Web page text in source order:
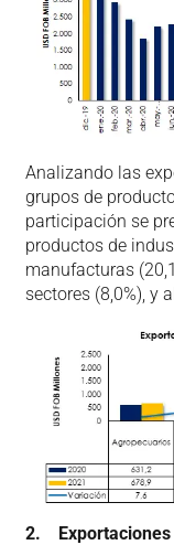
Analizando las
grupos de
participación se
productos de
manufacturas
sectores (8,0%), y
2. Exportaciones